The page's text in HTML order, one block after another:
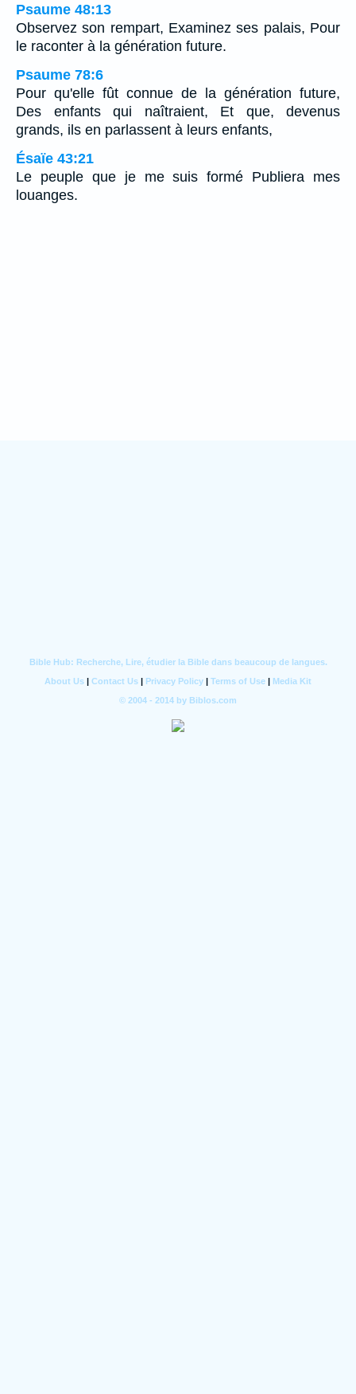
Psaume 48:13
Observez son rempart, Examinez ses palais, Pour
le raconter à la génération future.
Psaume 78:6
Pour qu'elle fût connue de la génération future,
Des enfants qui naîtraient, Et que, devenus
grands, ils en parlassent à leurs enfants,
Ésaïe 43:21
Le peuple que je me suis formé Publiera mes
louanges.